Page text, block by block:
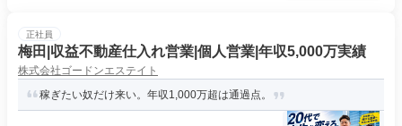
正社員
梅田|収益不動産仕入れ営業|個人営業|年収5,000万実績
株式会社ゴードンエステイト
稼ぎたい奴だけ来い。年収1,000万超は通過点。